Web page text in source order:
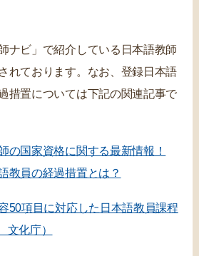
ナビ」で紹介している日本語教師
れております。なお、登録日本語
措置については下記の関連記事で
の国家資格に関する最新情報！
教員の経過措置とは？
50項目に対応した日本語教員課程
化庁）